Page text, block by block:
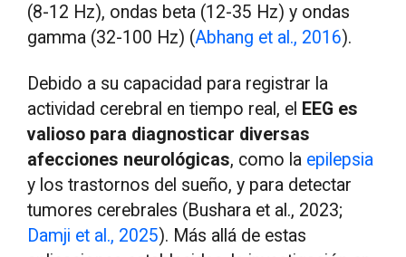
(8-12 Hz), ondas beta (12-35 Hz) y ondas
gamma (32-100 Hz) (Abhang et al., 2016).
Debido a su capacidad para registrar la
actividad cerebral en tiempo real, el EEG es
valioso para diagnosticar diversas
afecciones neurológicas, como la epilepsia
y los trastornos del sueño, y para detectar
tumores cerebrales (Bushara et al., 2023;
Damji et al., 2025). Más allá de estas